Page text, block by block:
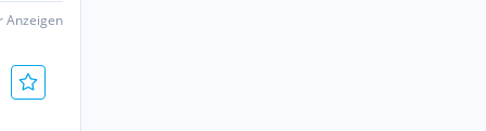
Anzeigen